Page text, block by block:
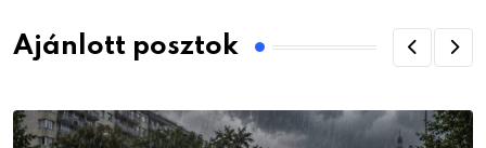
Ajánlott posztok